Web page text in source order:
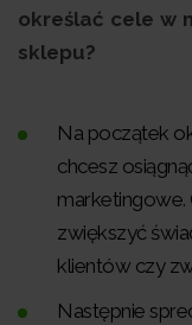
określać cele w
sklepu?
Na początek
chcesz
marketingowe.
zwiększyć
klientów czy
Następnie